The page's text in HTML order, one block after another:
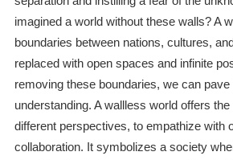
imagined a world without these walls? A
boundaries between nations, cultures,
replaced with open spaces and infinite
removing these boundaries, we can
understanding. A wallless world offers
different perspectives, to empathize with
collaboration. It symbolizes a society